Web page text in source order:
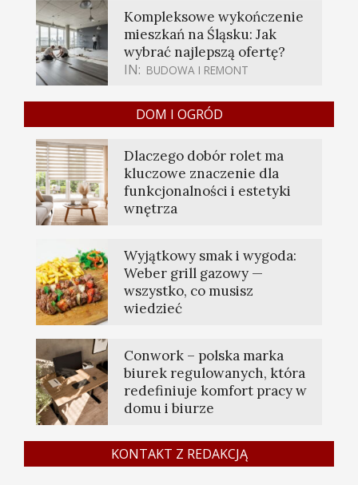
Kompleksowe wykończenie
mieszkań na Śląsku: Jak
wybrać najlepszą ofertę?
IN: BUDOWA I REMONT
DOM I OGRÓD
Dlaczego dobór rolet ma
kluczowe znaczenie dla
funkcjonalności i estetyki
wnętrza
Wyjątkowy smak i wygoda:
Weber grill gazowy —
wszystko, co musisz
wiedzieć
Conwork – polska marka
biurek regulowanych, która
redefiniuje komfort pracy w
domu i biurze
KONTAKT Z REDAKCJĄ